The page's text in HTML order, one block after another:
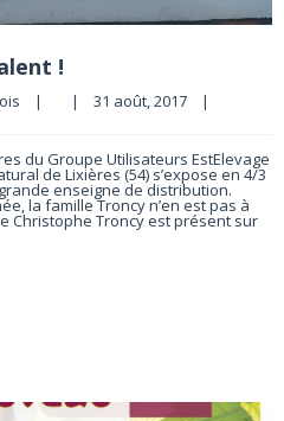
!
| | 31 août, 2017 |
du Groupe Utilisateurs EstElevage
de Lixières (54) s’expose en 4/3
enseigne de distribution.
la famille Troncy n’en est pas à
Christophe Troncy est présent sur